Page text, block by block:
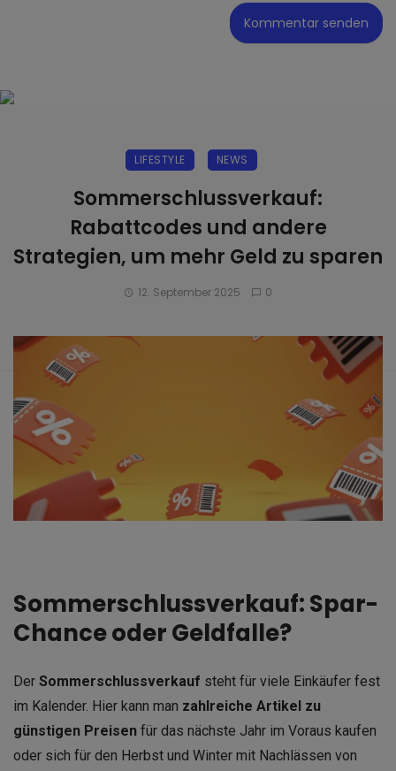
LIFESTYLE NEWS
Sommerschlussverkauf:
Rabattcodes und andere
Strategien, um mehr Geld zu sparen
12. September 2025 0
Sommerschlussverkauf: Spar-
Chance oder Geldfalle?
Der Sommerschlussverkauf steht für viele Einkäufer fest
im Kalender. Hier kann man zahlreiche Artikel zu
günstigen Preisen für das nächste Jahr im Voraus kaufen
oder sich für den Herbst und Winter mit Nachlässen von